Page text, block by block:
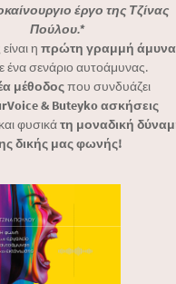
έργο της Τζίνας
Πούλου.*
η πρώτη γραμμή
ένα σενάριο αυτοάμυνας.
μέθοδοςπου συνδυάζει
& Buteyko ασκήσεις
φυσικάτη μοναδική
δικής μας φωνής!